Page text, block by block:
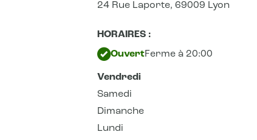
24 Rue Laporte, 69009 Lyon
HORAIRES :
OuvertFerme à 20:00
Vendredi
Samedi
Dimanche
Lundi